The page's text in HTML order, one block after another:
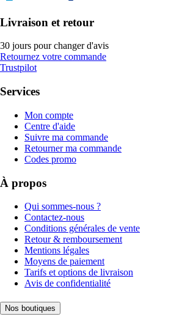
Livraison et retour
30 jours pour changer d'avis
Retournez votre commande
Trustpilot
Services
Mon compte
Centre d'aide
Suivre ma commande
Retourner ma commande
Codes promo
À propos
Qui sommes-nous ?
Contactez-nous
Conditions générales de vente
Retour & remboursement
Mentions légales
Moyens de paiement
Tarifs et options de livraison
Avis de confidentialité
Nos boutiques